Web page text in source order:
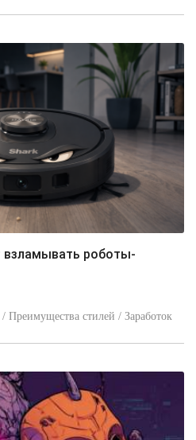
Преимущества стилей / Заработок